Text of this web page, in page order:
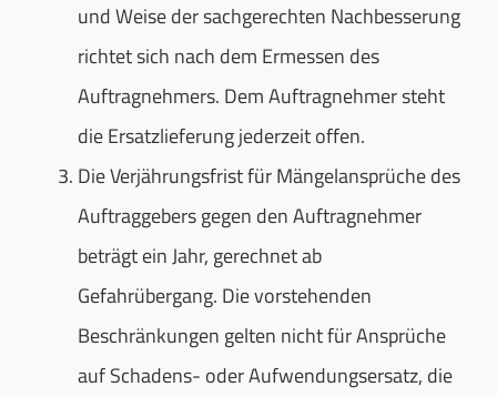
und Weise der sachgerechten Nachbesserung
richtet sich nach dem Ermessen des
Auftragnehmers. Dem Auftragnehmer steht
die Ersatzlieferung jederzeit offen.
Die Verjährungsfrist für Mängelansprüche des
Auftraggebers gegen den Auftragnehmer
beträgt ein Jahr, gerechnet ab
Gefahrübergang. Die vorstehenden
Beschränkungen gelten nicht für Ansprüche
auf Schadens- oder Aufwendungsersatz, die